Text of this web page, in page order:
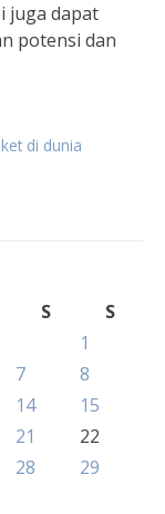
juga dapat
potensi dan
di dunia
S
S
1
7
8
14
15
21
22
28
29